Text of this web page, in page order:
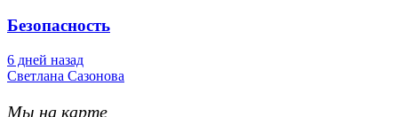
Безопасность
6 дней назад
Светлана Сазонова
Мы на карте